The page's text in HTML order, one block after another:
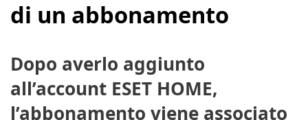
di un abbonamento
Dopo averlo aggiunto
all’account ESET HOME,
l’abbonamento viene associato